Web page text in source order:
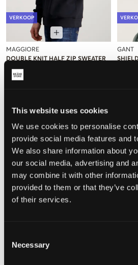
This website uses cookies
We use cookies to personalise
provide social media features and
We also share information about
our social media, advertising and
may combine it with other
provided to them or that they’ve
of their services.
Selection
Necessary
VERKOOP
MAGGIORE
DOUBLE KNIT HALF ZIP SWEATER
24,50 €
GANT